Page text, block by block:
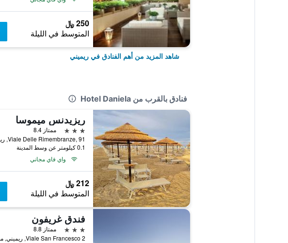
250 ﷼
المتوسط في الليلة
شاهد المزيد من أهم الفنادق في ريميني
فنادق بالقرب من Hotel Daniela
ريزيدنس ميموسا
3 نجوم
ممتاز 8.4
0.1 كيلومتر عن وسط المدينة
واي فاي مجاني
212 ﷼
المتوسط في الليلة
فندق غريفون
3 نجوم
ممتاز 8.8